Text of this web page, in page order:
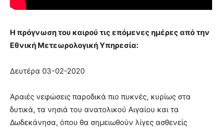
Η πρόγνωση του καιρού τις επόμενες ημέρες από την
Εθνική Μετεωρολογική Υπηρεσία:
Δευτέρα 03-02-2020
Αραιές νεφώσεις παροδικά πιο πυκνές, κυρίως στα
δυτικά, τα νησιά του ανατολικού Αιγαίου και τα
Δωδεκάνησα, όπου θα σημειωθούν λίγες ασθενείς